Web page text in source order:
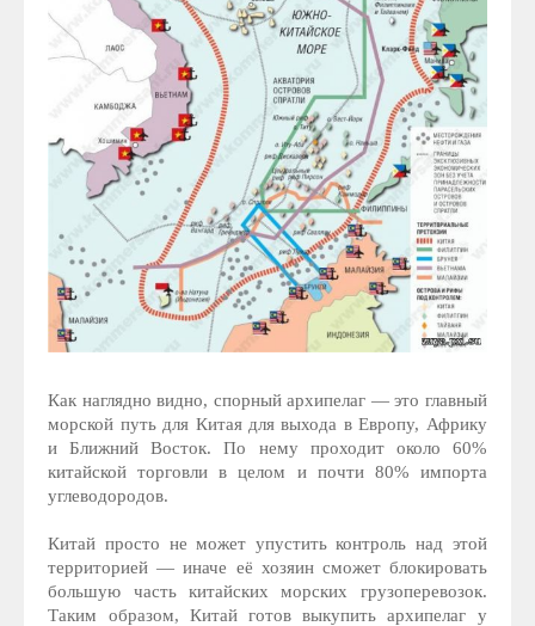
Как наглядно видно, спорный архипелаг — это главный
морской путь для Китая для выхода в Европу, Африку
и Ближний Восток. По нему проходит около 60%
китайской торговли в целом и почти 80% импорта
углеводородов.
Китай просто не может упустить контроль над этой
территорией — иначе её хозяин сможет блокировать
большую часть китайских морских грузоперевозок.
Таким образом, Китай готов выкупить архипелаг у